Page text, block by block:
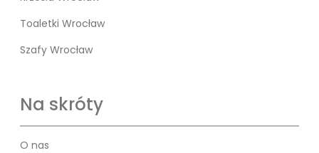
Toaletki Wrocław
Szafy Wrocław
Na skróty
O nas